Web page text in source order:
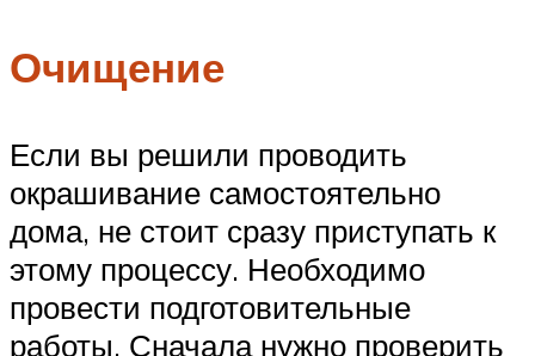
Очищение
Если вы решили проводить
окрашивание самостоятельно
дома, не стоит сразу приступать к
этому процессу. Необходимо
провести подготовительные
работы. Сначала нужно проверить